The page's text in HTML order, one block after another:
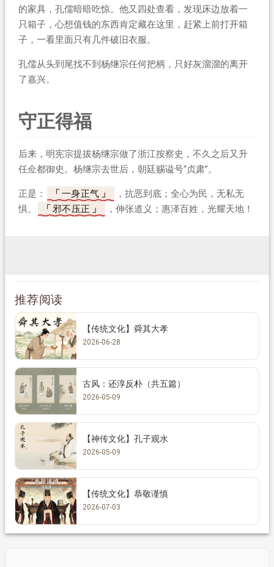
的家具，孔儒暗暗吃惊。他又四处查看，发现床边放着一
只箱子，心想值钱的东西肯定藏在这里，赶紧上前打开箱
子，一看里面只有几件破旧衣服。
孔儒从头到尾找不到杨继宗任何把柄，只好灰溜溜的离开
了嘉兴。
守正得福
后来，明宪宗提拔杨继宗做了浙江按察史，不久之后又升
任佥都御史。杨继宗去世后，朝廷赐谥号“贞肃”。
正是： 一身正气
，抗恶到底；全心为民，无私无
惧。
邪不压正 ，伸张道义；惠泽百姓，光耀天地！
推荐阅读
【传统文化】舜其大孝
2026-06-28
古风：还淳反朴（共五篇）
2026-05-09
【神传文化】孔子观水
2026-05-09
【传统文化】恭敬谨慎
2026-07-03